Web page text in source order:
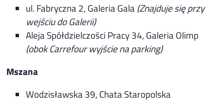
ul. Fabryczna 2, Galeria Gala (Znajduje się przy
wejściu do Galerii)
Aleja Spółdzielczości Pracy 34, Galeria Olimp
(obok Carrefour wyjście na parking)
Mszana
Wodzisławska 39, Chata Staropolska